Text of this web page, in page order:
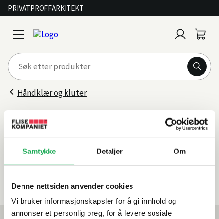
Samtykke Detaljer Om
Denne nettsiden anvender cookies
Vi bruker informasjonskapsler for å gi innhold og
annonser et personlig preg, for å levere sosiale
PRIVATPROFFARKITEKT
open
menu
inn
Håndklær og kluter
Håndkle
Filter
Sorter
etter
0 produkter